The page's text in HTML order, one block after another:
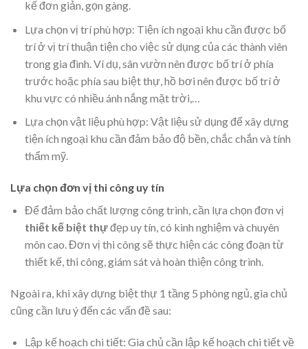
kế đơn giản, gọn gàng.
Lựa chọn vị trí phù hợp: Tiện ích ngoại khu cần được bố
trí ở vị trí thuận tiện cho việc sử dụng của các thành viên
trong gia đình. Ví dụ, sân vườn nên được bố trí ở phía
trước hoặc phía sau biệt thự, hồ bơi nên được bố trí ở
khu vực có nhiều ánh nắng mặt trời,…
Lựa chọn vật liệu phù hợp: Vật liệu sử dụng để xây dựng
tiện ích ngoại khu cần đảm bảo độ bền, chắc chắn và tính
thẩm mỹ.
Lựa chọn đơn vị thi công uy tín
Để đảm bảo chất lượng công trình, cần lựa chọn đơn vị
thiết kế biệt thựđẹp uy tín, có kinh nghiệm và chuyên
môn cao. Đơn vị thi công sẽ thực hiện các công đoạn từ
thiết kế, thi công, giám sát và hoàn thiện công trình.
Ngoài ra, khi xây dựng biệt thự 1 tầng 5 phòng ngủ, gia chủ
cũng cần lưu ý đến các vấn đề sau:
Lập kế hoạch chi tiết: Gia chủ cần lập kế hoạch chi tiết về